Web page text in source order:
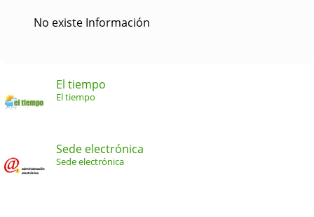
No existe Información
El tiempo
El tiempo
Sede electrónica
Sede electrónica